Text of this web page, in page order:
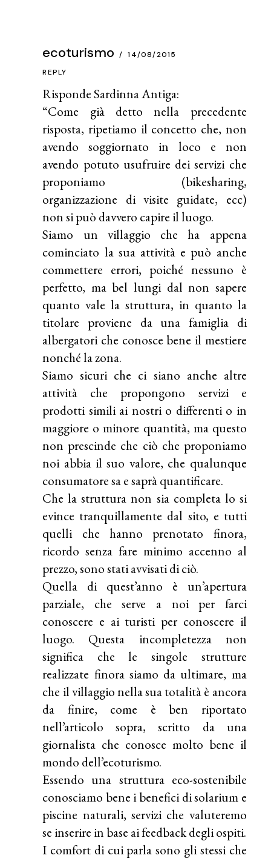
ecoturismo 14/08/2015
Risponde Sardinna Antiga:
“Come già detto nella precedente
risposta, ripetiamo il concetto che, non
avendo soggiornato in loco e non
avendo potuto usufruire dei servizi che
proponiamo (bikesharing,
organizzazione di visite guidate, ecc)
non si può davvero capire il luogo.
Siamo un villaggio che ha appena
cominciato la sua attività e può anche
commettere errori, poiché nessuno è
perfetto, ma bel lungi dal non sapere
quanto vale la struttura, in quanto la
titolare proviene da una famiglia di
albergatori che conosce bene il mestiere
nonché la zona.
Siamo sicuri che ci siano anche altre
attività che propongono servizi e
prodotti simili ai nostri o differenti o in
maggiore o minore quantità, ma questo
non prescinde che ciò che proponiamo
noi abbia il suo valore, che qualunque
consumatore sa e saprà quantificare.
Che la struttura non sia completa lo si
evince tranquillamente dal sito, e tutti
quelli che hanno prenotato finora,
ricordo senza fare minimo accenno al
prezzo, sono stati avvisati di ciò.
Quella di quest’anno è un’apertura
parziale, che serve a noi per farci
conoscere e ai turisti per conoscere il
luogo. Questa incompletezza non
significa che le singole strutture
realizzate finora siamo da ultimare, ma
che il villaggio nella sua totalità è ancora
da finire, come è ben riportato
nell’articolo sopra, scritto da una
giornalista che conosce molto bene il
mondo dell’ecoturismo.
Essendo una struttura eco-sostenibile
conosciamo bene i benefici di solarium e
piscine naturali, servizi che valuteremo
se inserire in base ai feedback degli ospiti.
I comfort di cui parla sono gli stessi che
REPLY